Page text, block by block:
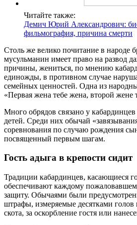
Читайте также:
Демич Юрий Александрович:
фильмография, причина смерти
Столь же велико почитание в народе
мусульманин имеет право на развод
причины, жениться, по мнению
единожды, в противном случае
семейных ценностей. Одна из
«Первая жена тебе жена, второй жене
Много обрядов связано у
детей. Среди них обычай
соревнования по случаю рождения
посвященный первым шагам.
Гость адыга в крепости сидит
Традиции кабардинцев, касающиеся
обеспечивают каждому
защиту. Обычаями были
штрафы, измеряемые десятками голов
скота, за оскорбление гостя или